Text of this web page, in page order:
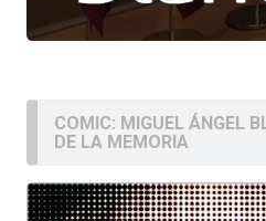
COMIC: MIGUEL ÁNGEL
DE LA MEMORIA